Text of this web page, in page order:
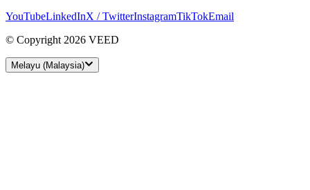
YouTubeLinkedInX / TwitterInstagramTikTokEmail
© Copyright 2026 VEED
Melayu (Malaysia)